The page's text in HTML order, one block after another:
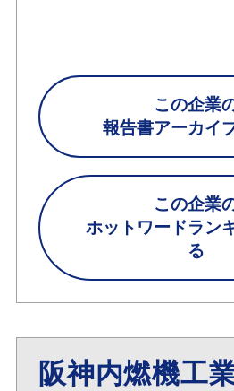
この企業
報告書アーカイ
この企業
ホットワードラン
る
阪神内燃機工